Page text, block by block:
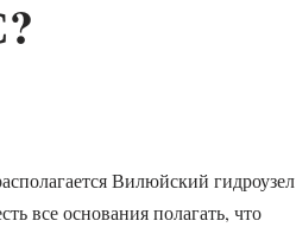
Вилюйский гидроузел
все основания полагать, что